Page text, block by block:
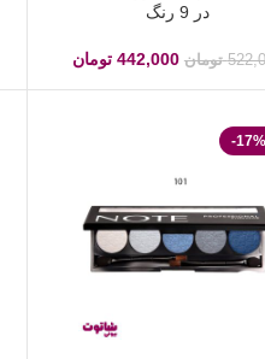
در 9 رنگ
تومان 442,000 تومان
-17%